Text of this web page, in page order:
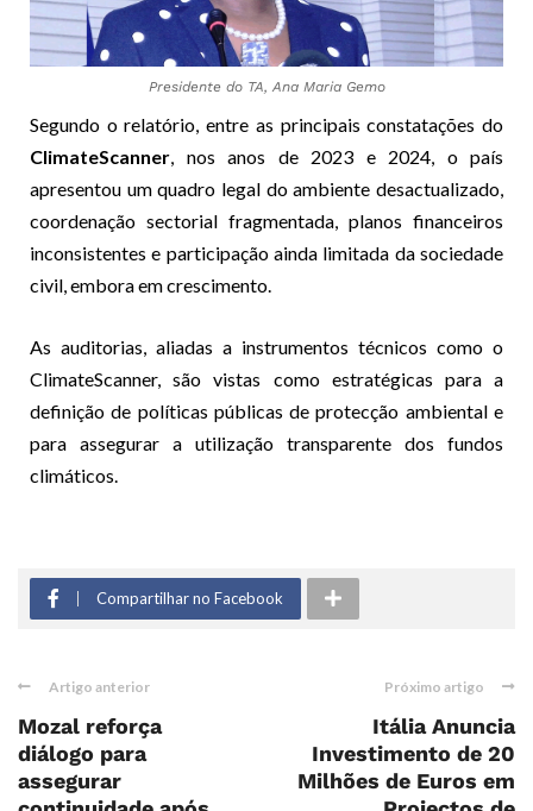
Presidente do TA, Ana Maria Gemo
Segundo o relatório, entre as principais constatações do
ClimateScanner , nos anos de 2023 e 2024, o país
apresentou um quadro legal do ambiente desactualizado,
coordenação sectorial fragmentada, planos financeiros
inconsistentes e participação ainda limitada da sociedade
civil, embora em crescimento.
As auditorias, aliadas a instrumentos técnicos como o
ClimateScanner, são vistas como estratégicas para a
definição de políticas públicas de protecção ambiental e
para assegurar a utilização transparente dos fundos
climáticos.
Compartilhar no Facebook
Artigo anterior
Mozal reforça
diálogo para
assegurar
Próximo artigo
Itália Anuncia
Investimento de 20
Milhões de Euros em